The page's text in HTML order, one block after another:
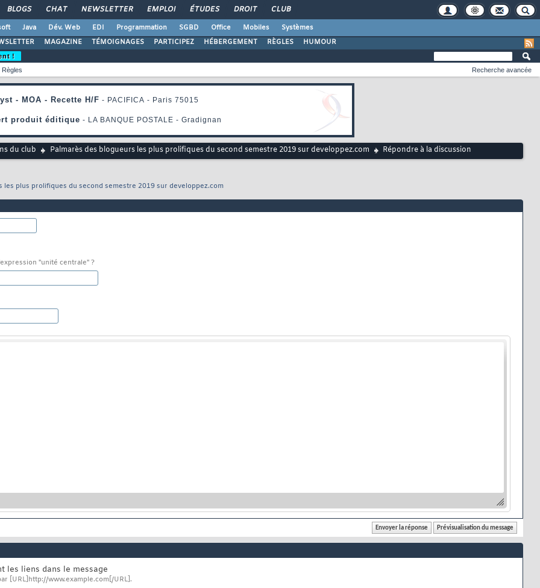
BLOGS CHAT NEWSLETTER EMPLOI ÉTUDES DROIT CLUB
Java Dév. Web EDI Programmation SGBD Office Mobiles
Systèmes
MAGAZINE TÉMOIGNAGES PARTICIPEZ HÉBERGEMENT RÈGLES HUMOUR
!
Règles Recherche avancée
du club Palmarès des blogueurs les plus prolifiques du second semestre 2019 sur developpez.com Répondre à la discussion
les plus prolifiques du second semestre 2019 sur developpez.com
"unité centrale" ?
les liens dans le message
[URL]http://www.example.com[/URL].